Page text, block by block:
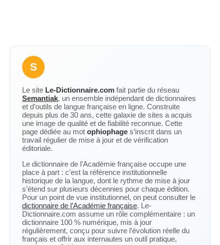
S
Le site Le-Dictionnaire.com fait partie du réseau
Semantiak, un ensemble indépendant de dictionnaires
et d’outils de langue française en ligne. Construite
depuis plus de 30 ans, cette galaxie de sites a acquis
une image de qualité et de fiabilité reconnue. Cette
page dédiée au mot ophiophage s’inscrit dans un
travail régulier de mise à jour et de vérification
éditoriale.
Le dictionnaire de l’Académie française occupe une
place à part : c’est la référence institutionnelle
historique de la langue, dont le rythme de mise à jour
s’étend sur plusieurs décennies pour chaque édition.
Pour un point de vue institutionnel, on peut consulter le
dictionnaire de l’Académie française. Le-
Dictionnaire.com assume un rôle complémentaire : un
dictionnaire 100 % numérique, mis à jour
régulièrement, conçu pour suivre l’évolution réelle du
français et offrir aux internautes un outil pratique,